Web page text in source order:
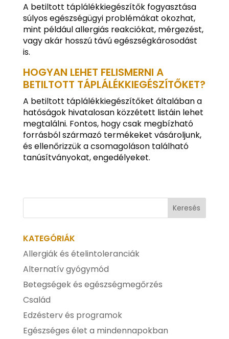
A betiltott táplálékkiegészítők fogyasztása
súlyos egészségügyi problémákat okozhat,
mint például allergiás reakciókat, mérgezést,
vagy akár hosszú távú egészségkárosodást
is.
HOGYAN LEHET FELISMERNI A
BETILTOTT TÁPLÁLÉKKIEGÉSZÍTŐKET?
A betiltott táplálékkiegészítőket általában a
hatóságok hivatalosan közzétett listáin lehet
megtalálni. Fontos, hogy csak megbízható
forrásból származó termékeket vásároljunk,
és ellenőrizzük a csomagoláson található
tanúsítványokat, engedélyeket.
KATEGÓRIÁK
Allergiák és ételintoleranciák
Alternatív gyógymód
Betegségek és egészségmegőrzés
Család
Edzésterv és programok
Egészséges élet a mindennapokban